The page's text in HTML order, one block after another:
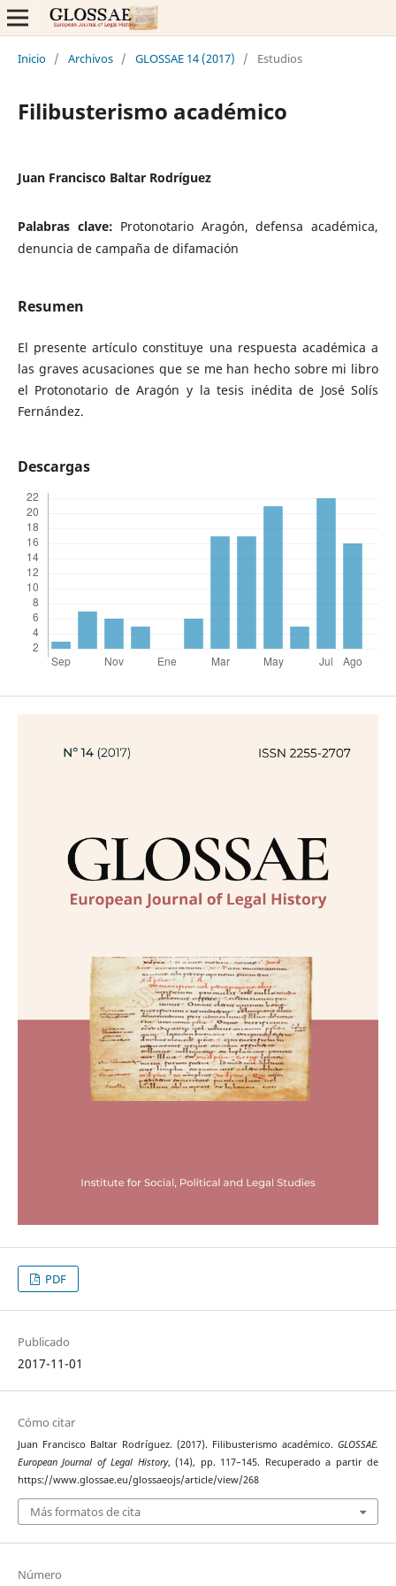
Inicio / Archivos / GLOSSAE 14 (2017) / Estudios
Filibusterismo académico
Juan Francisco Baltar Rodríguez
Palabras clave: Protonotario Aragón, defensa académica,
denuncia de campaña de difamación
Resumen
El presente artículo constituye una respuesta académica a
las graves acusaciones que se me han hecho sobre mi libro
el Protonotario de Aragón y la tesis inédita de José Solís
Fernández.
Descargas
PDF
Publicado
2017-11-01
Cómo citar
Juan Francisco Baltar Rodríguez. (2017). Filibusterismo académico.GLOSSAE.
European Journal of Legal History, (14), pp. 117–145. Recuperado a partir de
https://www.glossae.eu/glossaeojs/article/view/268
Más formatos de cita
Número